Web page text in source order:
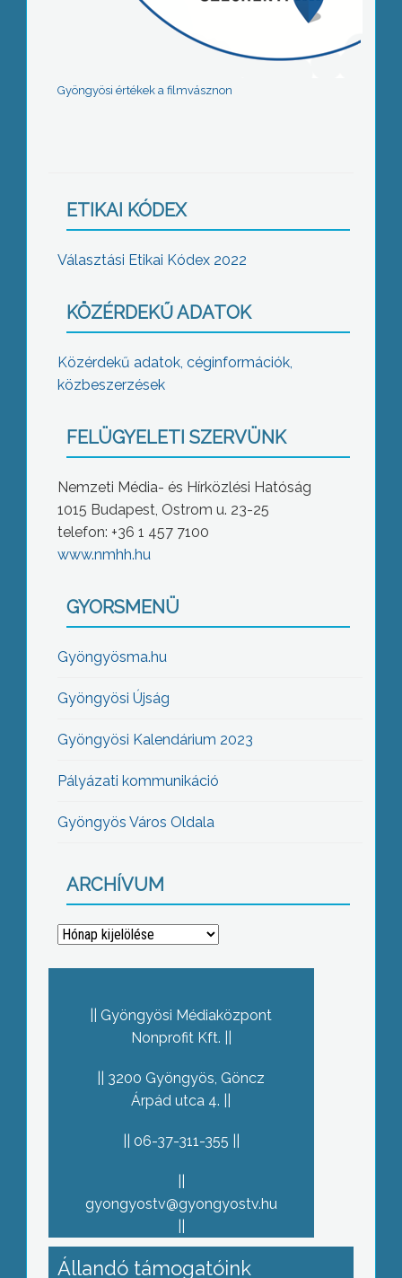
Gyöngyösi értékek a filmvásznon
ETIKAI KÓDEX
Választási Etikai Kódex 2022
KÖZÉRDEKŰ ADATOK
Közérdekű adatok, céginformációk,
közbeszerzések
FELÜGYELETI SZERVÜNK
Nemzeti Média- és Hírközlési Hatóság
1015 Budapest, Ostrom u. 23-25
telefon: +36 1 457 7100
www.nmhh.hu
GYORSMENÜ
Gyöngyösma.hu
Gyöngyösi Újság
Gyöngyösi Kalendárium 2023
Pályázati kommunikáció
Gyöngyös Város Oldala
ARCHÍVUM
Archívum
Gyöngyösi Médiaközpont
Nonprofit Kft.
3200 Gyöngyös, Göncz
Árpád utca 4.
06-37-311-355
gyongyostv@gyongyostv.hu
Állandó támogatóink